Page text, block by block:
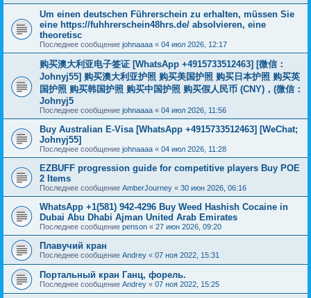
Um einen deutschen Führerschein zu erhalten, müssen Sie
eine https://fuhhrerschein48hrs.de/ absolvieren, eine
theoretisc
Последнее сообщение johnaaaa « 04 июл 2026, 12:17
购买澳大利亚电子签证 [WhatsApp +4915733512463] [微信：
Johnyj55] 购买澳大利亚护照 购买美国护照 购买日本护照 购买英
国护照 购买韩国护照 购买中国护照 购买假人民币 (CNY)，(微信：
Johnyj5
Последнее сообщение johnaaaa « 04 июл 2026, 11:56
Buy Australian E-Visa [WhatsApp +4915733512463] [WeChat;
Johnyj55]
Последнее сообщение johnaaaa « 04 июл 2026, 11:28
EZBUFF progression guide for competitive players Buy POE
2 Items
Последнее сообщение AmberJourney « 30 июн 2026, 06:16
WhatsApp +1(581) 942-4296 Buy Weed Hashish Cocaine in
Dubai Abu Dhabi Ajman United Arab Emirates
Последнее сообщение penson « 27 июн 2026, 09:20
Плавучий кран
Последнее сообщение Andrey « 07 ноя 2022, 15:31
Портальный кран Ганц, форель.
Последнее сообщение Andrey « 07 ноя 2022, 15:25